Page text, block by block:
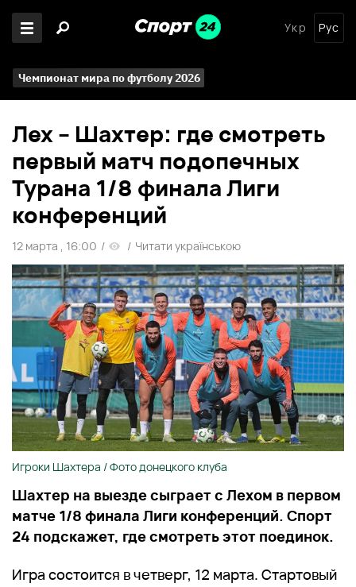
Укр Рус
Чемпионат мира по футболу 2026
Лех – Шахтер: где смотреть
первый матч подопечных
Турана 1/8 финала Лиги
конференций
12 марта , 16:00 / / Читати українською
Игроки Шахтера / Фото донецкого клуба
Шахтер на выезде сыграет с Лехом в первом
матче 1/8 финала Лиги конференций. Спорт
24 подскажет, где смотреть этот поединок.
Игра состоится в четверг, 12 марта. Стартовый